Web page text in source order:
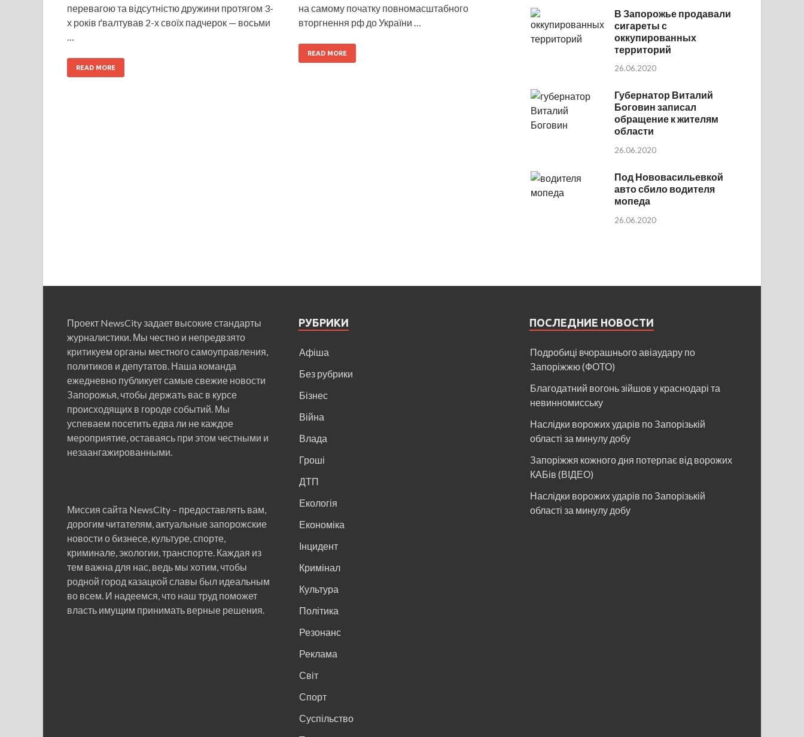
перевагою та відсутністю дружини протягом 3-
х років ґвалтував 2-х своїх падчерок — восьми
READ MORE
на самому початку повномасштабного
вторгнення рф до України …
READ MORE
В Запорожье продавали
сигареты с
оккупированных
территорий
26.06.2020
Губернатор Виталий
Боговин записал
обращение к жителям
области
26.06.2020
Под Нововасильевкой
авто сбило водителя
мопеда
26.06.2020
Проект NewsCity задает высокие стандарты
журналистики. Мы честно и непредвзято
критикуем органы местного самоуправления,
политиков и депутатов. Наша команда
ежедневно публикует самые свежие новости
Запорожья, чтобы держать вас в курсе
происходящих в городе событий. Мы
успеваем посетить едва ли не каждое
мероприятие, оставаясь при этом честными и
незаангажированными.
Миссия сайта NewsCity – предоставлять вам,
дорогим читателям, актуальные запорожские
новости о бизнесе, культуре, спорте,
криминале, экологии, транспорте. Каждая из
тем важна для нас, ведь мы хотим, чтобы
родной город казацкой славы был идеальным
во всем. И надеемся, что наш труд поможет
власть имущим принимать верные решения.
РУБРИКИ
Афіша
Без рубрики
Бізнес
Війна
Влада
Гроші
ДТП
Екологія
Економіка
Інцидент
Кримінал
Культура
Політика
Резонанс
Реклама
Світ
Спорт
Суспільство
ПОСЛЕДНИЕ НОВОСТИ
Подробиці вчорашнього авіаудару по
Запоріжжю (ФОТО)
Благодатний вогонь зійшов у краснодарі та
невинномисську
Наслідки ворожих ударів по Запорізькій
області за минулу добу
Запоріжжя кожного дня потерпає від ворожих
КАБів (ВІДЕО)
Наслідки ворожих ударів по Запорізькій
області за минулу добу